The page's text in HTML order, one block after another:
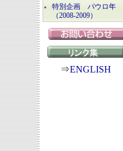
特別企画 パウロ年
（2008-2009）
⇒ENGLISH